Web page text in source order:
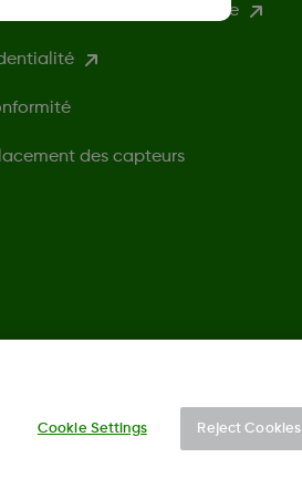
et environnementale
des capteurs
Cookie Settings Reject Cookies